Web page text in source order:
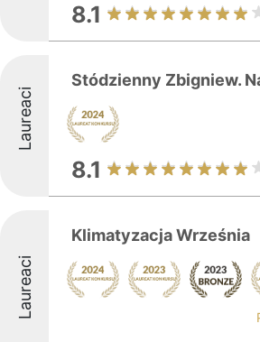
8.1
Laureaci
Stódzienny Zbigniew.
8.1
Laureaci
Klimatyzacja Września